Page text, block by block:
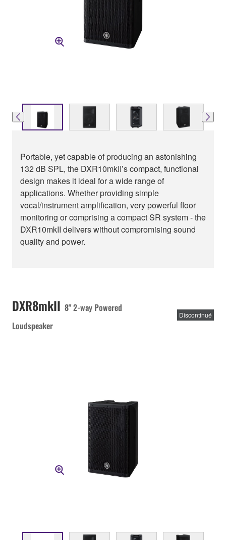
Portable, yet capable of producing an astonishing
132 dB SPL, the DXR10mkII’s compact, functional
design makes it ideal for a wide range of
applications. Whether providing simple
vocal/instrument amplification, very powerful floor
monitoring or comprising a compact SR system - the
DXR10mkII delivers without compromising sound
quality and power.
DXR8mkII 8" 2-way Powered
Loudspeaker
Discontinué